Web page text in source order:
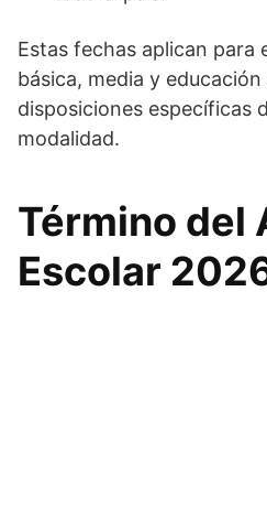
Estas fechas aplican para
básica, media y
disposiciones específicas
modalidad.
Término del
Escolar